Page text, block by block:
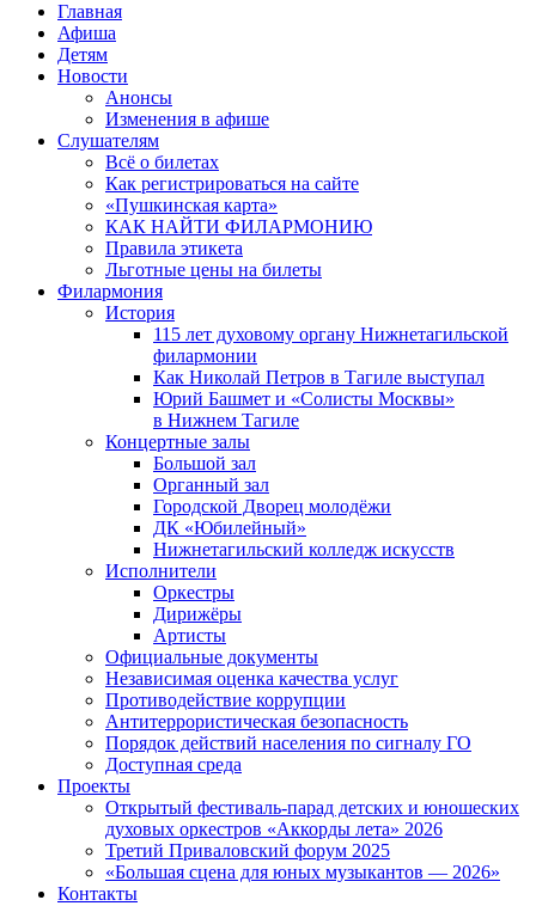
Главная
Афиша
Детям
Новости
Анонсы
Изменения в афише
Слушателям
Всё о билетах
Как регистрироваться на сайте
«Пушкинская карта»
КАК НАЙТИ ФИЛАРМОНИЮ
Правила этикета
Льготные цены на билеты
Филармония
История
115 лет духовому органу Нижнетагильской
филармонии
Как Николай Петров в Тагиле выступал
Юрий Башмет и «Солисты Москвы»
в Нижнем Тагиле
Концертные залы
Большой зал
Органный зал
Городской Дворец молодёжи
ДК «Юбилейный»
Нижнетагильский колледж искусств
Исполнители
Оркестры
Дирижёры
Артисты
Официальные документы
Независимая оценка качества услуг
Противодействие коррупции
Антитеррористическая безопасность
Порядок действий населения по сигналу ГО
Доступная среда
Проекты
Открытый фестиваль-парад детских и юношеских
духовых оркестров «Аккорды лета» 2026
Третий Приваловский форум 2025
«Большая сцена для юных музыкантов — 2026»
Контакты